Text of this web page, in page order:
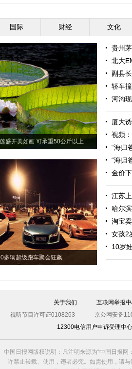
国际 财经 文化
盛开美如画 可承重50公斤以上
多辆超级跑车聚会狂飙
贵州
北大
副县
轿车
河沟
厦大
视频
“海归
“海归
金价
江苏
哈尔
淘宝
女孩2
10岁
关于我们 互联网举报
视听节目许可证0108263
京公网安备
12300电信用户申诉受理中心
中国日报网版权说明：凡注明来源为“中国日报
许禁止转载、使用，违者必究。如需使用，请